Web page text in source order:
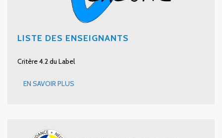
LISTE DES ENSEIGNANTS
Critère 4.2 du Label
EN SAVOIR PLUS